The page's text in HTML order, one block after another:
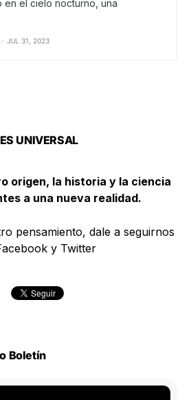
el cielo nocturno, una
JUL 31, 2023
UNIVERSAL
origen, la historia y la ciencia
a una nueva realidad.
pensamiento, dale a seguirnos
y Twitter
Boletín